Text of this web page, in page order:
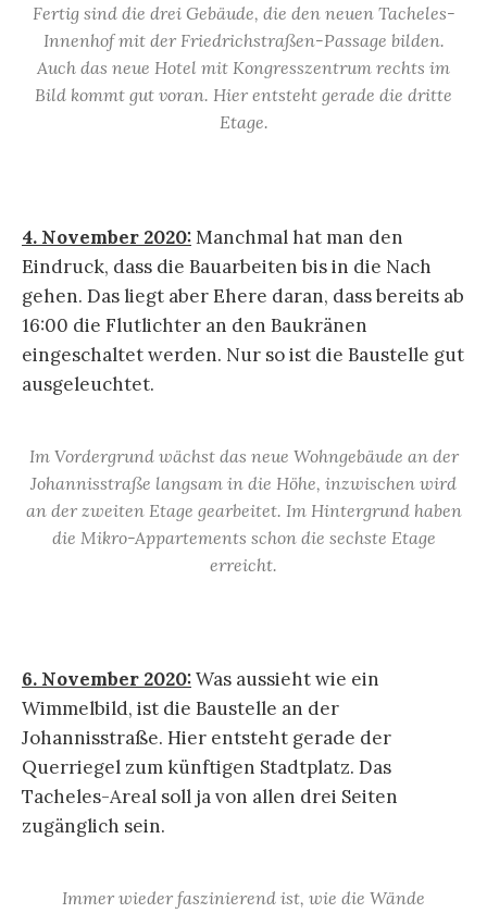
Fertig sind die drei Gebäude, die den neuen Tacheles-
Innenhof mit der Friedrichstraßen-Passage bilden.
Auch das neue Hotel mit Kongresszentrum rechts im
Bild kommt gut voran. Hier entsteht gerade die dritte
Etage.
4. November 2020:Manchmal hat man den
Eindruck, dass die Bauarbeiten bis in die Nach
gehen. Das liegt aber Ehere daran, dass bereits ab
16:00 die Flutlichter an den Baukränen
eingeschaltet werden. Nur so ist die Baustelle gut
ausgeleuchtet.
Im Vordergrund wächst das neue Wohngebäude an der
Johannisstraße langsam in die Höhe, inzwischen wird
an der zweiten Etage gearbeitet. Im Hintergrund haben
die Mikro-Appartements schon die sechste Etage
erreicht.
6. November 2020:Was aussieht wie ein
Wimmelbild, ist die Baustelle an der
Johannisstraße. Hier entsteht gerade der
Querriegel zum künftigen Stadtplatz. Das
Tacheles-Areal soll ja von allen drei Seiten
zugänglich sein.
Immer wieder faszinierend ist, wie die Wände